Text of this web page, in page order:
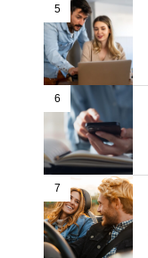
5
6
7